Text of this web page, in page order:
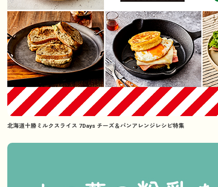
北海道十勝ミルクスライス 7Days チーズ＆パンアレンジレシピ特集